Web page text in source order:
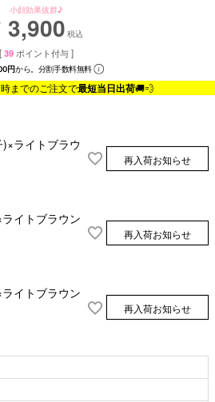
小顔効果抜群♪
3,900 税込
[ 39 ポイント付与 ]
円から。分割手数料無料
までのご注文で最短当日出荷🚚💨
ライトブラウ
再入荷お知らせ
イトブラウン
再入荷お知らせ
イトブラウン
再入荷お知らせ